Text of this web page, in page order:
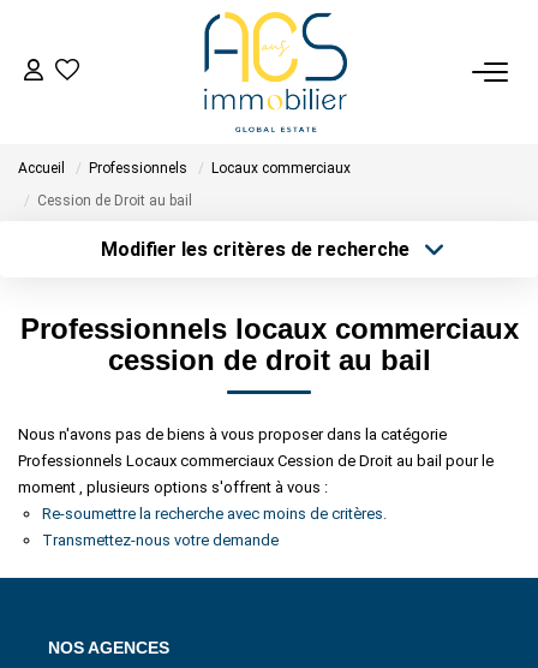
Tous Nos Biens En Vente
- Collection Réservée
Tous Nos Biens Vendus
Nos Avis Clients Certifiés - Opinion System
Accueil Professionnels
Locaux commerciaux
Cession de Droit au bail
Modifier les critères de recherche
Type de bien
Surface min
Créer une alerte
Professionnels locaux commerciaux
cession de droit au bail
Nous n'avons pas de biens à vous proposer dans la catégorie
Professionnels Locaux commerciaux Cession de Droit au bail pour le
moment , plusieurs options s'offrent à vous :
Re-soumettre la recherche avec moins de critères.
Transmettez-nous votre demande
NOS AGENCES